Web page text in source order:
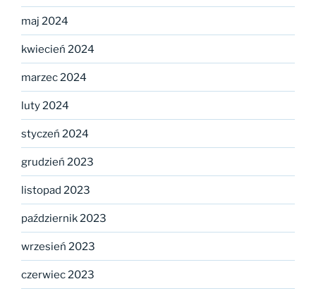
maj 2024
kwiecień 2024
marzec 2024
luty 2024
styczeń 2024
grudzień 2023
listopad 2023
październik 2023
wrzesień 2023
czerwiec 2023